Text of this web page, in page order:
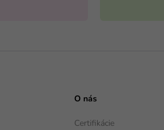
O nás
Certifikácie